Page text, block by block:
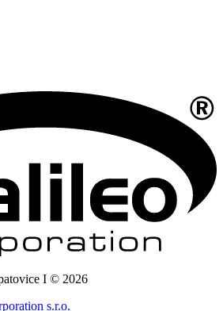
I © 2026
s.r.o.